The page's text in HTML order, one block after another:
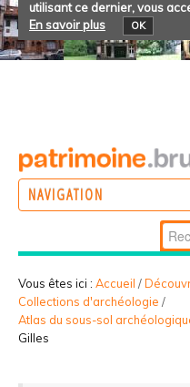
utilisant ce dernier, vous
En savoir plus
OK
NAVIGATION
PARTICIPER
Vous êtes ici : Accueil /
Collections d'archéologie /
Atlas du sous-sol
Gilles